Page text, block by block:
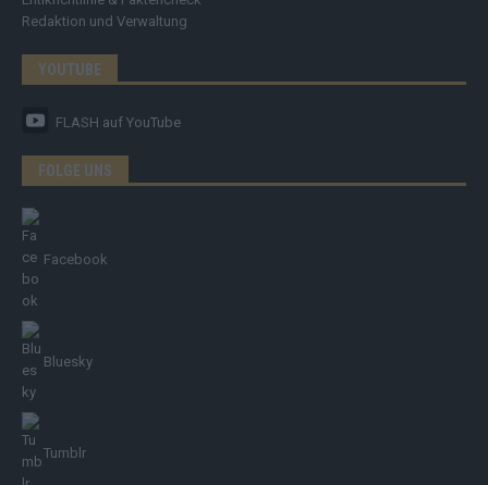
Redaktion und Verwaltung
YOUTUBE
FLASH auf YouTube
FOLGE UNS
Facebook
Bluesky
Tumblr